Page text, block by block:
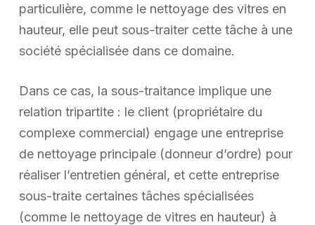
particulière, comme le nettoyage des vitres en
hauteur, elle peut sous-traiter cette tâche à une
société spécialisée dans ce domaine.
Dans ce cas, la sous-traitance implique une
relation tripartite : le client (propriétaire du
complexe commercial) engage une entreprise
de nettoyage principale (donneur d’ordre) pour
réaliser l’entretien général, et cette entreprise
sous-traite certaines tâches spécialisées
(comme le nettoyage de vitres en hauteur) à